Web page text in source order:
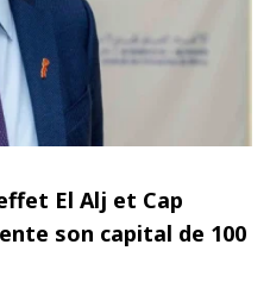
El Alj et Cap
son capital de 100